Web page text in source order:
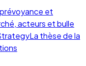
et
acteurs et bulle
La thèse de la